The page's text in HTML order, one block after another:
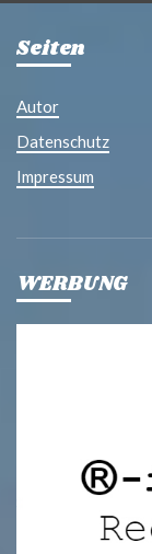
Seiten
Autor
Datenschutz
Impressum
WERBUNG